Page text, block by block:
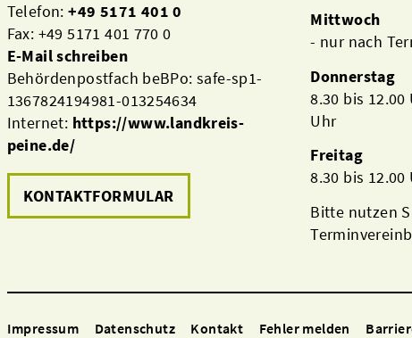
Telefon:+49 5171 401 0
Fax: +49 5171 401 770 0
E-Mail schreiben
Behördenpostfach beBPo: safe-sp1-
1367824194981-013254634
Internet: https://www.landkreis-
peine.de/
KONTAKTFORMULAR
Mittwoch
- nur nach
Donnerstag
8.30 bis
Uhr
Freitag
8.30 bis 12.00
Bitte nutzen
Impressum Datenschutz Kontakt Fehler melden